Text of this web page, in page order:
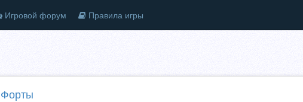
Игровой форум Правила игры
Форты